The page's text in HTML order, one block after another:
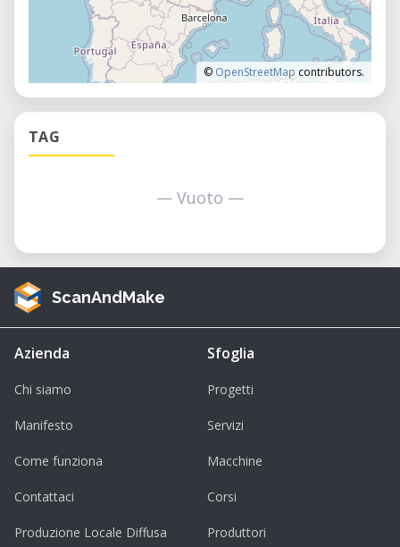
© OpenStreetMap contributors.
TAG
— Vuoto —
ScanAndMake
Azienda
Chi siamo
Manifesto
Come funziona
Contattaci
Produzione Locale Diffusa
Sfoglia
Progetti
Servizi
Macchine
Corsi
Produttori